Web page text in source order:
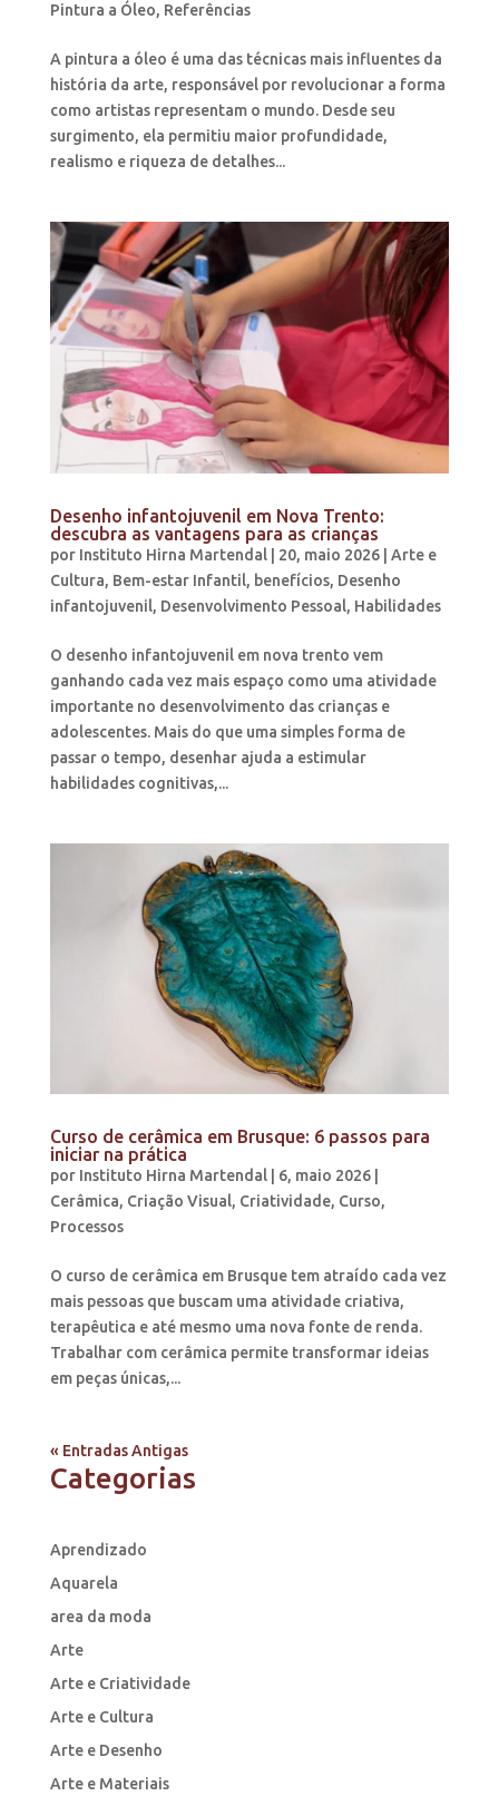
Pintura a Óleo, Referências
A pintura a óleo é uma das técnicas mais influentes da
história da arte, responsável por revolucionar a forma
como artistas representam o mundo. Desde seu
surgimento, ela permitiu maior profundidade,
realismo e riqueza de detalhes...
Desenho infantojuvenil em Nova Trento:
descubra as vantagens para as crianças
por Instituto Hirna Martendal| 20, maio 2026| Arte e
Cultura, Bem-estar Infantil, benefícios, Desenho
infantojuvenil, Desenvolvimento Pessoal, Habilidades
O desenho infantojuvenil em nova trento vem
ganhando cada vez mais espaço como uma atividade
importante no desenvolvimento das crianças e
adolescentes. Mais do que uma simples forma de
passar o tempo, desenhar ajuda a estimular
habilidades cognitivas,...
Curso de cerâmica em Brusque: 6 passos para
iniciar na prática
por Instituto Hirna Martendal| 6, maio 2026|
Cerâmica, Criação Visual, Criatividade, Curso,
Processos
O curso de cerâmica em Brusque tem atraído cada vez
mais pessoas que buscam uma atividade criativa,
terapêutica e até mesmo uma nova fonte de renda.
Trabalhar com cerâmica permite transformar ideias
em peças únicas,...
« Entradas Antigas
Categorias
Aprendizado
Aquarela
area da moda
Arte
Arte e Criatividade
Arte e Cultura
Arte e Desenho
Arte e Materiais